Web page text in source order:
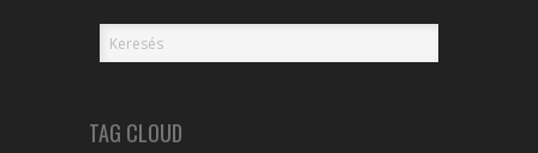
TAG CLOUD